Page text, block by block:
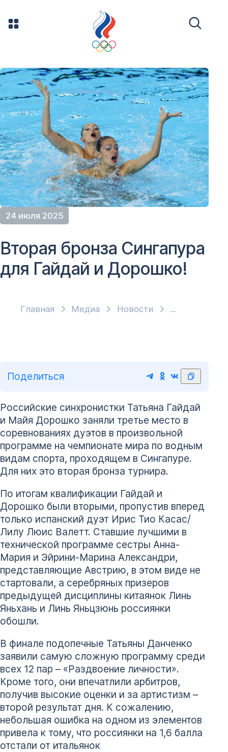
24 июля 2025
Главная Медиа Новости
Вторая бронза Сингапура
для Гайдай и Дорошко!
Поделиться
Российские синхронистки Татьяна Гайдай
и Майя Дорошко заняли третье место в
соревнованиях дуэтов в произвольной
программе на чемпионате мира по водным
видам спорта, проходящем в Сингапуре.
Для них это вторая бронза турнира.
По итогам квалификации Гайдай и
Дорошко были вторыми, пропустив вперед
только испанский дуэт Ирис Тио Касас/
Лилу Люис Валетт. Ставшие лучшими в
технической программе сестры Анна-
Мария и Эйрини-Марина Александри,
представляющие Австрию, в этом виде не
стартовали, а серебряных призеров
предыдущей дисциплины китаянок Линь
Яньхань и Линь Яньцзюнь россиянки
обошли.
В финале подопечные Татьяны Данченко
заявили самую сложную программу среди
всех 12 пар – «Раздвоение личности».
Кроме того, они впечатлили арбитров,
получив высокие оценки и за артистизм –
второй результат дня. К сожалению,
небольшая ошибка на одном из элементов
привела к тому, что россиянки на 1,6 балла
отстали от итальянок